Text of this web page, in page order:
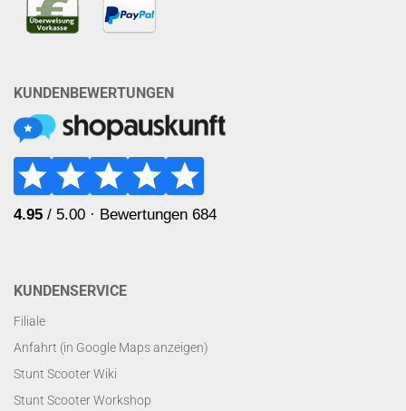
KUNDENBEWERTUNGEN
KUNDENSERVICE
Filiale
Anfahrt (in Google Maps anzeigen)
Stunt Scooter Wiki
Stunt Scooter Workshop